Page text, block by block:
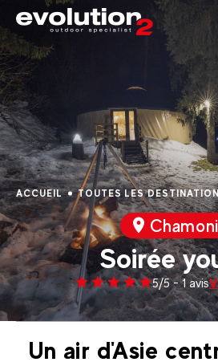
ACCUEIL TOUTES LES
Soirée
5/5 - 1 avis
Un air d'Asie